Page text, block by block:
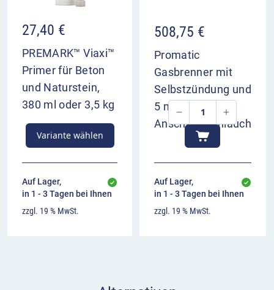
27,40 €
PREMARK™ Viaxi™
Primer für Beton
und Naturstein,
380 ml oder 3,5 kg
Variante wählen
Auf Lager,
in 1 - 3 Tagen bei Ihnen
zzgl. 19 % MwSt.
508,75 €
Promatic
Gasbrenner mit
Selbstzündung und
5 m
Anschlussschlauch
Auf Lager,
in 1 - 3 Tagen bei Ihnen
zzgl. 19 % MwSt.